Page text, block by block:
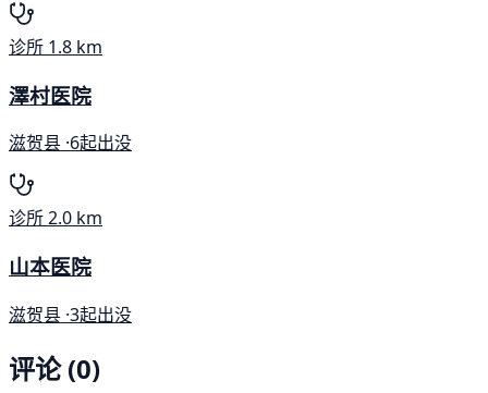
诊所 1.8 km
澤村医院
滋贺县 ·6起出没
诊所2.0 km
山本医院
滋贺县 ·3起出没
评论 (0)